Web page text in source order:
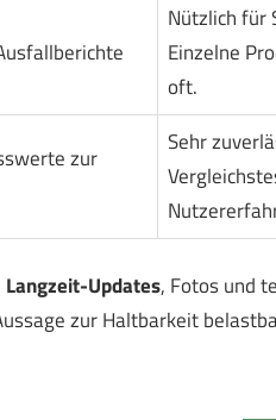
Nützlich für
Einzelne
oft.
zur
Sehr
Langzeit-Updates, Fotos und
zur Haltbarkeit